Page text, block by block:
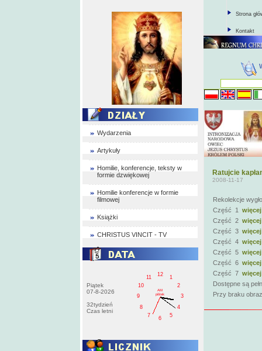
Wydarzenia
Artykuły
Homilie, konferencje, teksty w
formie dzwiękowej
Homilie konferencje w formie
filmowej
Książki
CHRISTUS VINCIT - TV
Piątek
07-8-2026
32tydzień
Czas letni
1
2
3
4
5
6
7
8
9
10
11
12
AM
pištek
Strona
Kontakt
Ratujcie
2008-11-17
Rekolekcje
Część 1 więcej
Część 2 więcej
Część 3 więcej
Część 4 więcej
Część 5 więcej
Część 6 więcej
Część 7 więcej
Dostępne są
Przy braku